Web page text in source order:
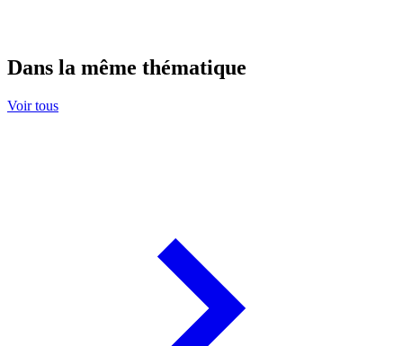
Dans la même thématique
Voir tous